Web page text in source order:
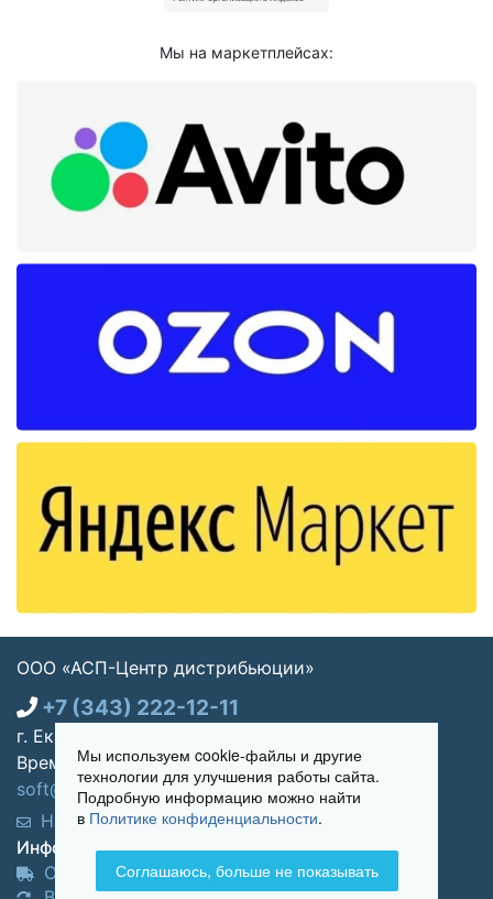
Мы на маркетплейсах:
ООО «АСП-Центр дистрибьюции»
+7 (343) 222-12-11
г. Екатеринбург, ул. Щорса 7, офис 270
Время работы: Пн-пт 09:00 - 18:00
soft@asp-partners.ru
Написать нам
Обратный звонок
Информация для покупателей:
Оплата и доставка
Мы используем cookie-файлы и другие
технологии для улучшения работы сайта.
Подробную информацию можно найти
в Политике конфиденциальности.
Соглашаюсь, больше не показывать